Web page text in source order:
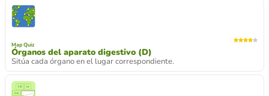
Map Quiz
Órganos del aparato digestivo (D)
Sitúa cada órgano en el lugar correspondiente.